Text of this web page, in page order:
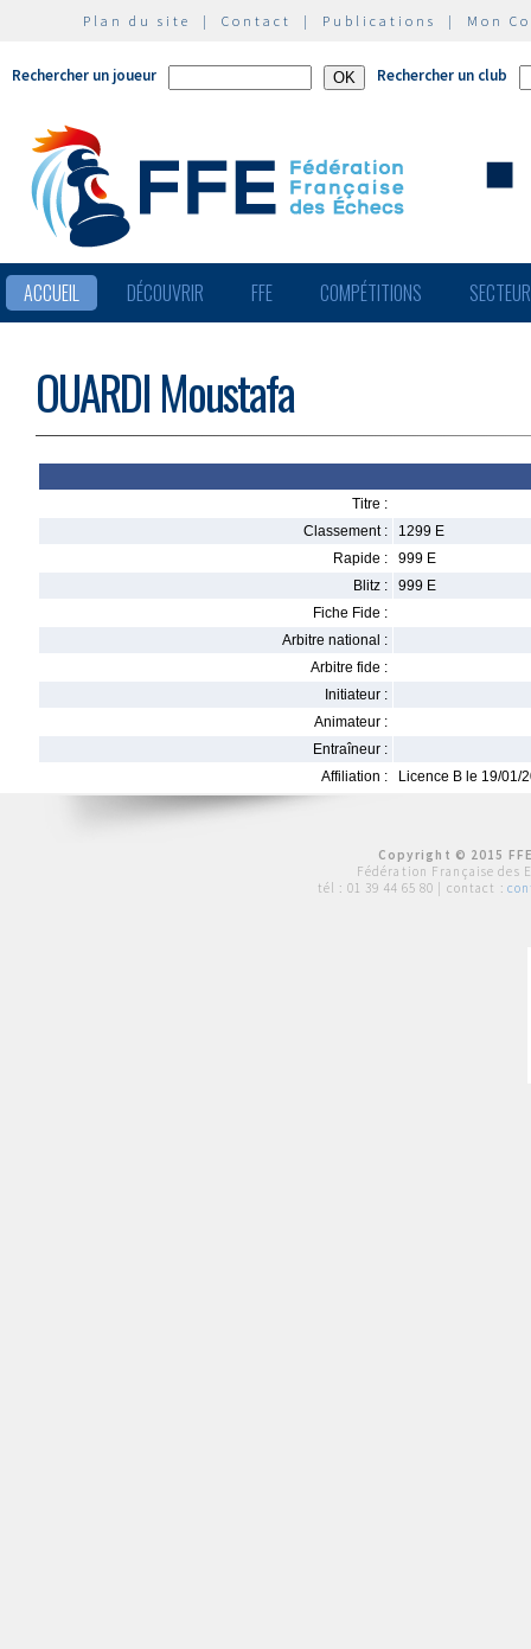
Plan du site | Contact | Publications | Mon
Rechercher un joueur Rechercher un club
ACCUEIL DÉCOUVRIR FFE COMPÉTITIONS
OUARDI Moustafa
Titre :
Classement :
1299 E
Rapide :
999 E
Blitz :
999 E
Fiche Fide :
Arbitre national :
Arbitre fide :
Initiateur :
Animateur :
Entraîneur :
Affiliation :
Licence B le 19/01/
Copyright © 2015
Fédération Française des
tél : 01 39 44 65 80 | contact :